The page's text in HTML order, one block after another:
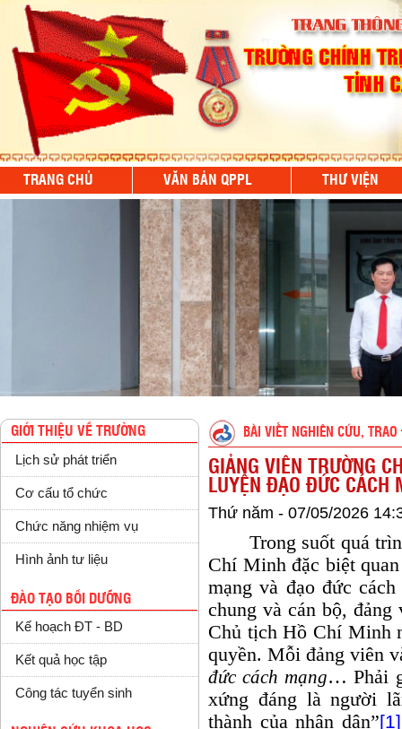
TRANG CHỦ VĂN BẢN QPPL THƯ VIỆN
GIỚI THIỆU VỀ TRƯỜNG
Lịch sử phát triển
Cơ cấu tổ chức
Chức năng nhiệm vụ
Hình ảnh tư liệu
ĐÀO TẠO BỒI DƯỠNG
Kế hoạch ĐT - BD
Kết quả học tập
Công tác tuyển sinh
BÀI VIẾT NGHIÊN CỨU,
GIẢNG VIÊN TRƯỜNG
LUYỆN ĐẠO ĐỨC CÁCH
Thứ năm - 07/05/2026
Trong suốt quá trình
Chí Minh đặc biệt
mạng và đạo đức
chung và cán bộ,
Chủ tịch Hồ Chí Minh
quyền. Mỗi đảng viên
đức cách mạng… Phải
xứng đáng là người
thành của nhân dân”[1]